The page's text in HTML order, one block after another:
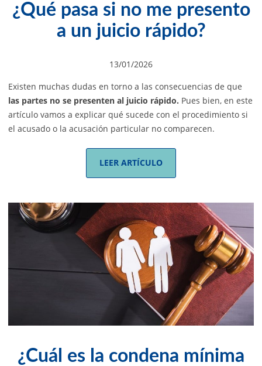
¿Qué pasa si no me presento
a un juicio rápido?
13/01/2026
Existen muchas dudas en torno a las consecuencias de que
las partes no se presenten al juicio rápido. Pues bien, en este
artículo vamos a explicar qué sucede con el procedimiento si
el acusado o la acusación particular no comparecen.
LEER ARTÍCULO
¿Cuál es la condena mínima